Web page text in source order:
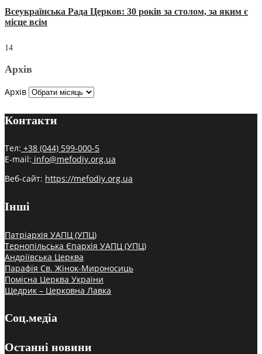
Всеукраїнська Рада Церков: 30 років за столом, за яким є
місце всім
14
Архів
Архів
Контакти
Тел: +38 (044) 599-000-5
E-mail: info@mefodiy.org.ua
Веб-сайт: https://mefodiy.org.ua
Інші
Патріархія УАПЦ (УПЦ)
Тернопільська Єпархія УАПЦ (УПЦ)
Андріївська Церква
Парафія Св. Жінок-Мироносиць
Помісна Церква України
Щедрик – Церковна Лавка
Соц.медіа
Останні новини